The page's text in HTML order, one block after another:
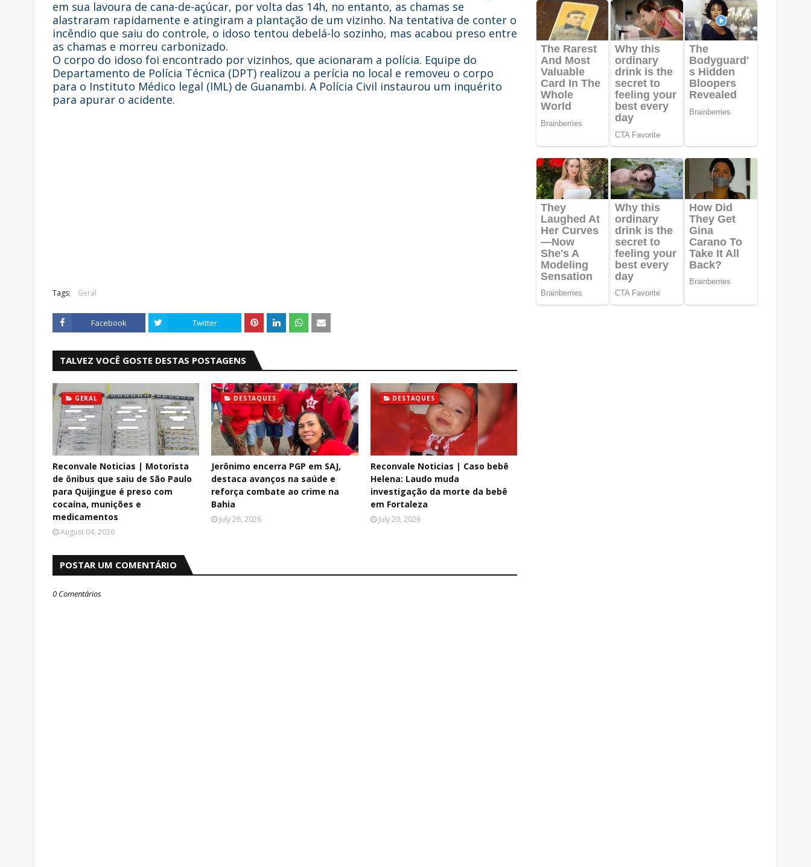
em sua lavoura de cana-de-açúcar, por volta das 14h, no entanto, as chamas se
alastraram rapidamente e atingiram a plantação de um vizinho. Na tentativa de conter o
incêndio que saiu do controle, o idoso tentou debelá-lo sozinho, mas acabou preso entre
as chamas e morreu carbonizado.
O corpo do idoso foi encontrado por vizinhos, que acionaram a polícia. Equipe do
Departamento de Polícia Técnica (DPT) realizou a perícia no local e removeu o corpo
para o Instituto Médico legal (IML) de Guanambi. A Polícia Civil instaurou um inquérito
para apurar o acidente.
Tags: Geral
Facebook Twitter
TALVEZ VOCÊ GOSTE DESTAS POSTAGENS
GERAL
Reconvale Noticias | Motorista
de ônibus que saiu de São Paulo
para Quijingue é preso com
cocaína, munições e
medicamentos
August 04, 2026
DESTAQUES
Jerônimo encerra PGP em SAJ,
destaca avanços na saúde e
reforça combate ao crime na
Bahia
July 26, 2026
DESTAQUES
Reconvale Noticias | Caso bebê
Helena: Laudo muda
investigação da morte da bebê
em Fortaleza
July 20, 2026
POSTAR UM COMENTÁRIO
0 Comentários